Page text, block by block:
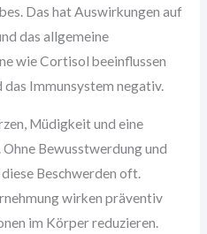
Das hat Auswirkungen auf
das allgemeine
wie Cortisol beeinflussen
Immunsystem negativ.
Müdigkeit und eine
Bewusstwerdung und
Beschwerden oft.
wirken präventiv
im Körper reduzieren.